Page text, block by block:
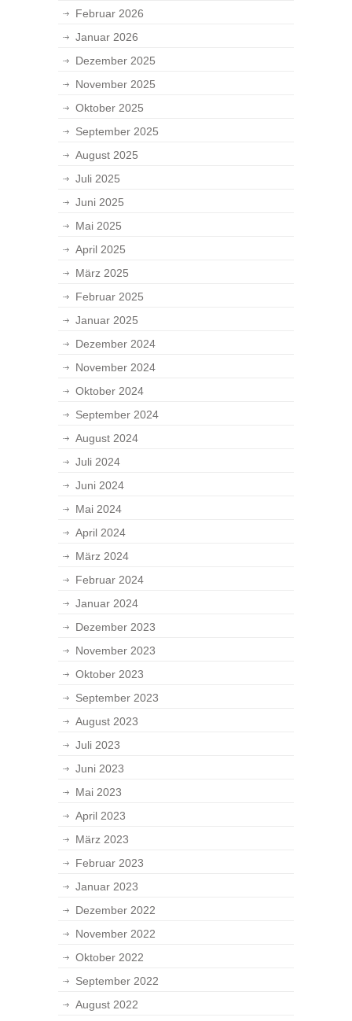
Februar 2026
Januar 2026
Dezember 2025
November 2025
Oktober 2025
September 2025
August 2025
Juli 2025
Juni 2025
Mai 2025
April 2025
März 2025
Februar 2025
Januar 2025
Dezember 2024
November 2024
Oktober 2024
September 2024
August 2024
Juli 2024
Juni 2024
Mai 2024
April 2024
März 2024
Februar 2024
Januar 2024
Dezember 2023
November 2023
Oktober 2023
September 2023
August 2023
Juli 2023
Juni 2023
Mai 2023
April 2023
März 2023
Februar 2023
Januar 2023
Dezember 2022
November 2022
Oktober 2022
September 2022
August 2022